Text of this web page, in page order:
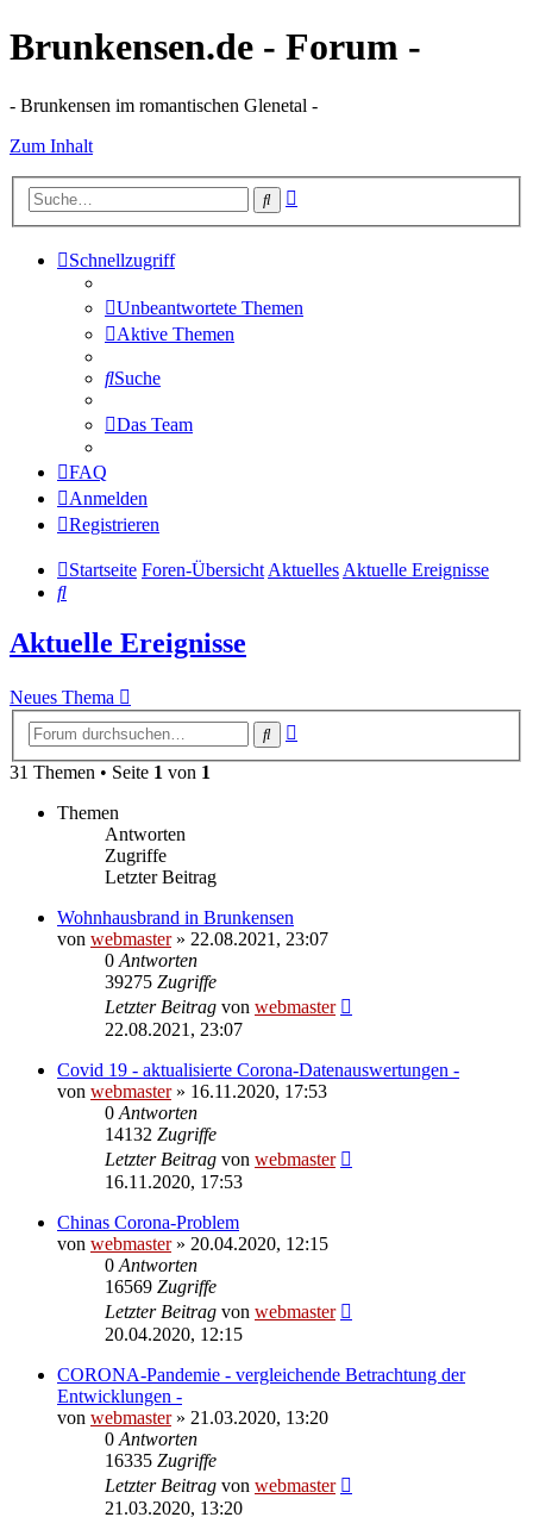
Brunkensen.de - Forum -
- Brunkensen im romantischen Glenetal -
Zum Inhalt
Suche
Schnellzugriff
Unbeantwortete Themen
Aktive Themen
Suche
Das Team
FAQ
Anmelden
Registrieren
Startseite Foren-ÜbersichtAktuellesAktuelle Ereignisse
Suche
Aktuelle Ereignisse
Neues Thema
Suche
31 Themen • Seite 1 von 1
Themen
Antworten
Zugriffe
Letzter Beitrag
Wohnhausbrand in Brunkensen
von webmaster» 22.08.2021, 23:07
0 Antworten
39275 Zugriffe
Letzter Beitrag von webmaster
22.08.2021, 23:07
Covid 19 - aktualisierte Corona-Datenauswertungen -
von webmaster» 16.11.2020, 17:53
0 Antworten
14132 Zugriffe
Letzter Beitrag von webmaster
16.11.2020, 17:53
Chinas Corona-Problem
von webmaster» 20.04.2020, 12:15
0 Antworten
16569 Zugriffe
Letzter Beitrag von webmaster
20.04.2020, 12:15
CORONA-Pandemie - vergleichende Betrachtung der
Entwicklungen -
von webmaster» 21.03.2020, 13:20
0 Antworten
16335 Zugriffe
Letzter Beitrag von webmaster
21.03.2020, 13:20